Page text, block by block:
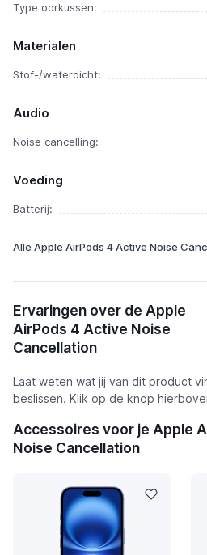
Type oorkussen:
Materialen
Stof-/waterdicht:
Audio
Noise cancelling:
Voeding
Batterij:
Alle Apple AirPods 4 Active Noise
Ervaringen over de Apple
AirPods 4 Active Noise
Cancellation
Laat weten wat jij van dit product
beslissen. Klik op de knop
Accessoires voor je Apple
Noise Cancellation